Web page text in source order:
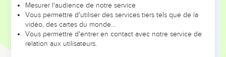
de venir me rejoindre à Nicopolis, car c'est là que j'ai décidé
de passer l'hiver.
Aide avec empressement Zénas, l’expert de la loi, et
Apollos dans leur voyage, en faisant en sorte qu’il ne leur
Mesurer l'audience de notre service
Vous permettre d'utiliser des services tiers tels que de la
vidéo, des cartes du monde…
Vous permettre d'entrer en contact avec notre service de
relation aux utilisateurs.